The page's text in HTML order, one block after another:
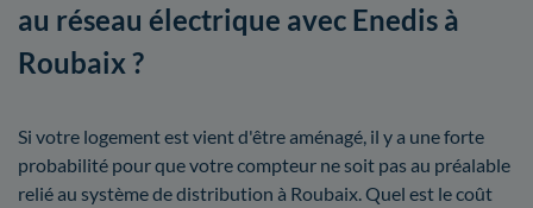
au réseau électrique avec Enedis à
Roubaix ?
Si votre logement est vient d'être aménagé, il y a une forte
probabilité pour que votre compteur ne soit pas au préalable
relié au système de distribution à Roubaix. Quel est le coût